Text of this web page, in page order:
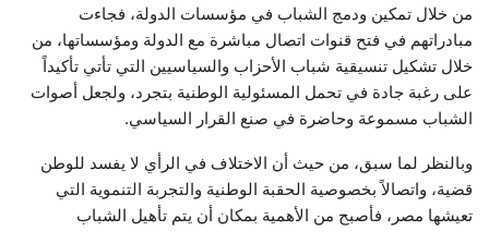
من خلال تمكين ودمج الشباب في مؤسسات الدولة، فجاءت
مبادراتهم في فتح قنوات اتصال مباشرة مع الدولة ومؤسساتها، من
خلال تشكيل تنسيقية شباب الأحزاب والسياسيين التي تأتي تأكيداً
على رغبة جادة في تحمل المسئولية الوطنية بتجرد، ولجعل أصوات
الشباب مسموعة وحاضرة في صنع القرار السياسي.
وبالنظر لما سبق، من حيث أن الاختلاف في الرأي لا يفسد للوطن
قضية، واتصالاً بخصوصية الحقبة الوطنية والتجربة التنموية التي
تعيشها مصر، فأصبح من الأهمية بمكان أن يتم تأهيل الشباب